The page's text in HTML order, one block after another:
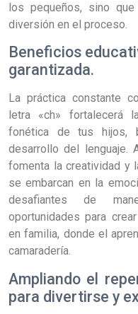
los pequeños, sino
diversión en el proceso.
Beneficios
garantizada.
La práctica constante
letra «ch» fortalecerá
fonética de tus hijos,
desarrollo del lenguaje.
fomenta la creatividad y
se embarcan en la
desafiantes de
oportunidades para
en familia, donde el
camaradería.
Ampliando el
para divertirse y